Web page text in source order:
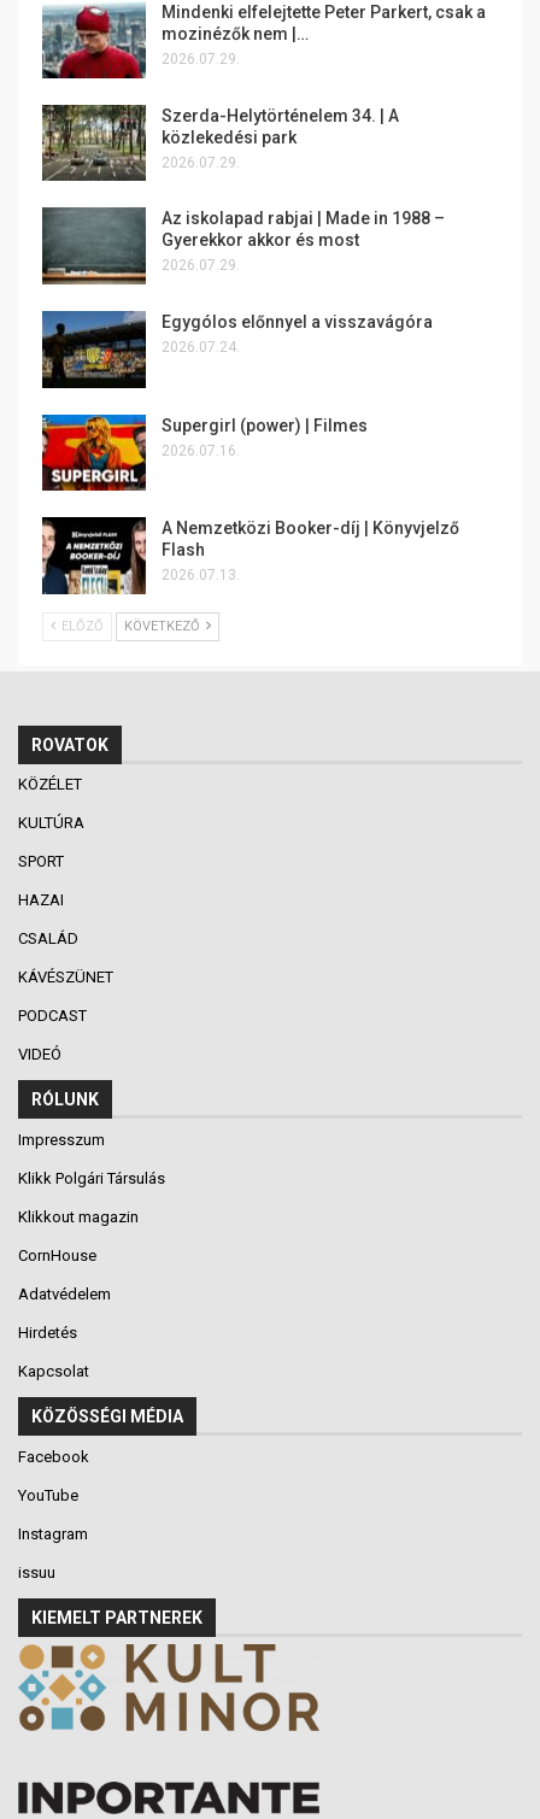
Mindenki elfelejtette Peter Parkert, csak a
mozinézők nem |…
2026.07.29.
Szerda-Helytörténelem 34. | A
közlekedési park
2026.07.29.
Az iskolapad rabjai | Made in 1988 –
Gyerekkor akkor és most
2026.07.29.
Egygólos előnnyel a visszavágóra
2026.07.24.
Supergirl (power) | Filmes
2026.07.16.
A Nemzetközi Booker-díj | Könyvjelző
Flash
2026.07.13.
ELŐZŐ KÖVETKEZŐ
ROVATOK
KÖZÉLET
KULTÚRA
SPORT
HAZAI
CSALÁD
KÁVÉSZÜNET
PODCAST
VIDEÓ
RÓLUNK
Impresszum
Klikk Polgári Társulás
Klikkout magazin
CornHouse
Adatvédelem
Hirdetés
Kapcsolat
KÖZÖSSÉGI MÉDIA
Facebook
YouTube
Instagram
issuu
KIEMELT PARTNEREK